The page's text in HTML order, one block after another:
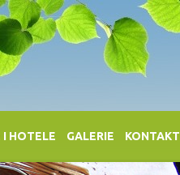
I HOTELE GALERIE KONTAKT